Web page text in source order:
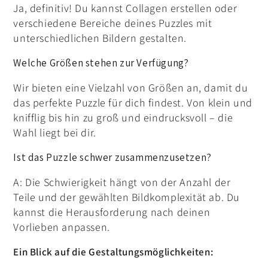
Ja, definitiv! Du kannst Collagen erstellen oder
verschiedene Bereiche deines Puzzles mit
unterschiedlichen Bildern gestalten.
Welche Größen stehen zur Verfügung?
Wir bieten eine Vielzahl von Größen an, damit du
das perfekte Puzzle für dich findest. Von klein und
knifflig bis hin zu groß und eindrucksvoll – die
Wahl liegt bei dir.
Ist das Puzzle schwer zusammenzusetzen?
A: Die Schwierigkeit hängt von der Anzahl der
Teile und der gewählten Bildkomplexität ab. Du
kannst die Herausforderung nach deinen
Vorlieben anpassen.
Ein Blick auf die Gestaltungsmöglichkeiten: